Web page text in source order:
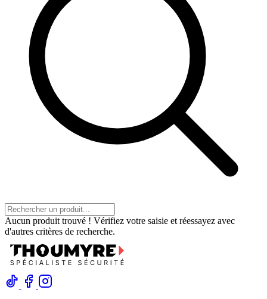
Aucun produit trouvé ! Vérifiez votre saisie et réessayez avec
d'autres critères de recherche.